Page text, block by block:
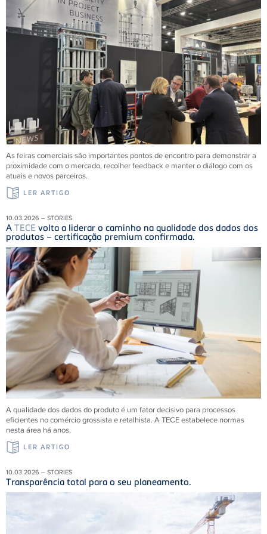
As feiras comerciais são importantes pontos de encontro para demonstrar a
proximidade com o mercado, recolher feedback e manter o diálogo com os
atuais e novos parceiros.
LER ARTIGO
10.03.2026 – STORIES
A TECE volta a liderar o caminho na qualidade dos dados dos
produtos – certificação premium confirmada.
A qualidade dos dados do produto é um fator decisivo para processos
eficientes no comércio grossista e retalhista. ATECEestabelece normas
nesta área há anos.
LER ARTIGO
10.03.2026 – STORIES
Transparência total para o seu planeamento.